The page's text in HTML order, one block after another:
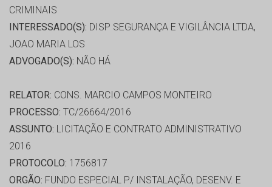
CRIMINAIS
INTERESSADO(S): DISP SEGURANÇA E VIGILÂNCIA LTDA,
JOAO MARIA LOS
ADVOGADO(S): NÃO HÁ
RELATOR: CONS. MARCIO CAMPOS MONTEIRO
PROCESSO: TC/26664/2016
ASSUNTO: LICITAÇÃO E CONTRATO ADMINISTRATIVO
2016
PROTOCOLO: 1756817
ORGÃO: FUNDO ESPECIAL P/ INSTALAÇÃO, DESENV. E